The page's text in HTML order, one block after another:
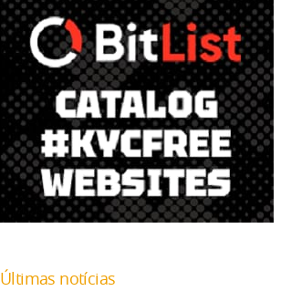
Últimas notícias